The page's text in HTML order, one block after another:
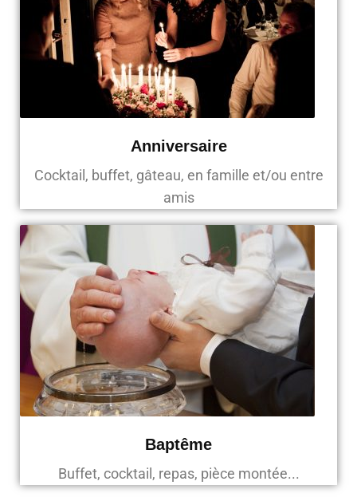
Anniversaire
Cocktail, buffet, gâteau, en famille et/ou entre
amis
Baptême
Buffet, cocktail, repas, pièce montée...